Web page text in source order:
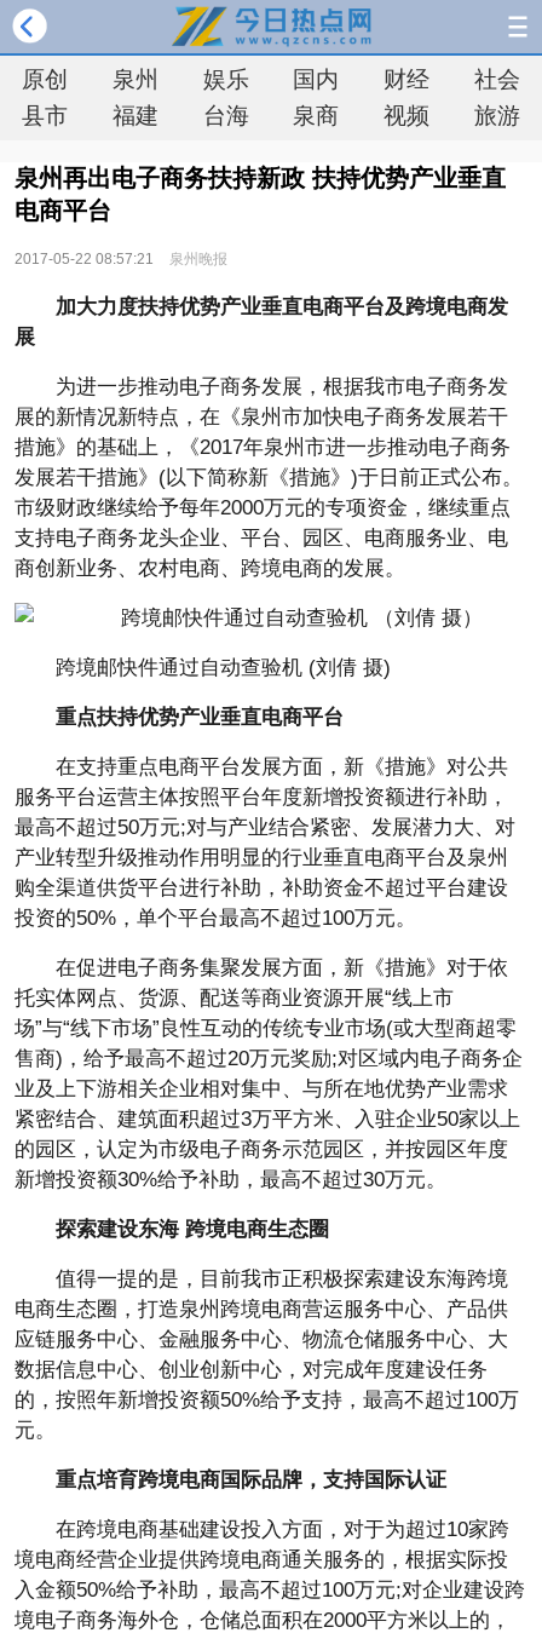
原创 泉州 娱乐 国内 财经
社会
县市
福建 台海 泉商 视频 旅游
泉州再出电子商务扶持新政 扶持优势产业垂直
电商平台
2017-05-22 08:57:21 泉州晚报
加大力度扶持优势产业垂直电商平台及跨境电商发
展
为进一步推动电子商务发展，根据我市电子商务发
展的新情况新特点，在《泉州市加快电子商务发展若干
措施》的基础上，《2017年泉州市进一步推动电子商务
发展若干措施》(以下简称新《措施》)于日前正式公布。
市级财政继续给予每年2000万元的专项资金，继续重点
支持电子商务龙头企业、平台、园区、电商服务业、电
商创新业务、农村电商、跨境电商的发展。
跨境邮快件通过自动查验机 (刘倩 摄)
重点扶持优势产业垂直电商平台
在支持重点电商平台发展方面，新《措施》对公共
服务平台运营主体按照平台年度新增投资额进行补助，
最高不超过50万元;对与产业结合紧密、发展潜力大、对
产业转型升级推动作用明显的行业垂直电商平台及泉州
购全渠道供货平台进行补助，补助资金不超过平台建设
投资的50%，单个平台最高不超过100万元。
在促进电子商务集聚发展方面，新《措施》对于依
托实体网点、货源、配送等商业资源开展“线上市
场”与“线下市场”良性互动的传统专业市场(或大型商超零
售商)，给予最高不超过20万元奖励;对区域内电子商务企
业及上下游相关企业相对集中、与所在地优势产业需求
紧密结合、建筑面积超过3万平方米、入驻企业50家以上
的园区，认定为市级电子商务示范园区，并按园区年度
新增投资额30%给予补助，最高不超过30万元。
探索建设东海 跨境电商生态圈
值得一提的是，目前我市正积极探索建设东海跨境
电商生态圈，打造泉州跨境电商营运服务中心、产品供
应链服务中心、金融服务中心、物流仓储服务中心、大
数据信息中心、创业创新中心，对完成年度建设任务
的，按照年新增投资额50%给予支持，最高不超过100万
元。
重点培育跨境电商国际品牌，支持国际认证
在跨境电商基础建设投入方面，对于为超过10家跨
境电商经营企业提供跨境电商通关服务的，根据实际投
入金额50%给予补助，最高不超过100万元;对企业建设跨
境电子商务海外仓，仓储总面积在2000平方米以上的，